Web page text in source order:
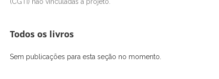
Todos os livros
Sem publicações para esta seção no momento.